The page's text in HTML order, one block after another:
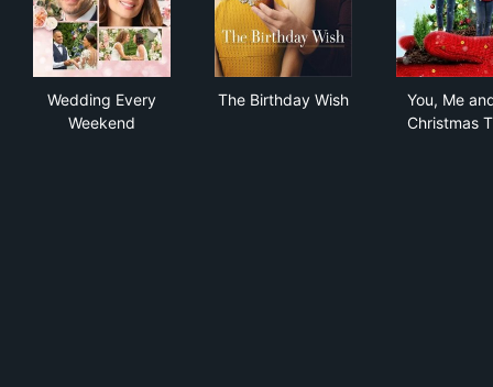
Wedding Every
Weekend
The Birthday Wish
You, Me
Christmas